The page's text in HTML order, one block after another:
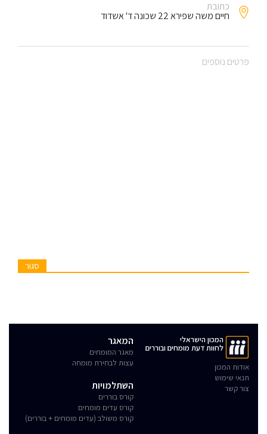
כתובת
חיים משה שפירא 22 שכונה ד' אשדוד
פרטים נוספים
סגור
המכון הישראלי
לחוות דעת מומחים ובוררים
אודות המכון
תנאי שימוש
צור קשר
המאגר
מאגר המומחים
עצות לבחירת מומחה
השתלמויות
קורס בוררים
קורס עדים מומחים
קורס משולב (עדים מומחים + בוררים)